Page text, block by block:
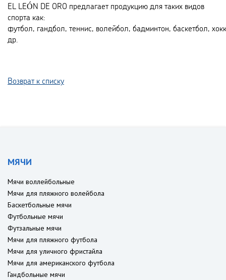
EL LEÓN DE ORO предлагает продукцию для таких видов
спорта как:
футбол, гандбол, теннис, волейбол, бадминтон, баскетбол,
др.
Возврат к списку
МЯЧИ
Мячи воллейбольные
Мячи для пляжного волейбола
Баскетбольные мячи
Футбольные мячи
Футзальные мячи
Мячи для пляжного футбола
Мячи для уличного фристайла
Мячи для американского футбола
Гандбольные мячи